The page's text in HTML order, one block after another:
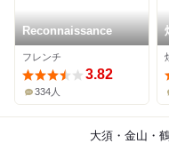
Reconnaissance
フレンチ
3.82
334人
大須・金山・